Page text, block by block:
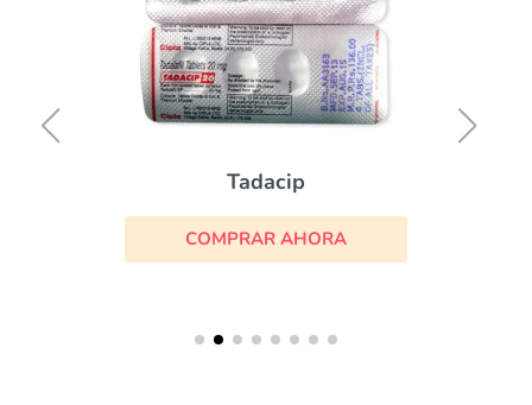
Tadacip
COMPRAR AHORA